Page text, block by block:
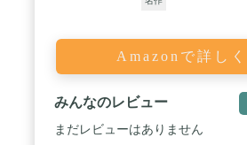
Amazonで詳し
みんなのレビュー
まだレビューはありません